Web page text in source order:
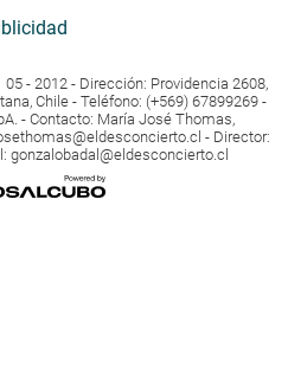
- 2012 - Dirección: Providencia 2608,
Chile - Teléfono: (+569) 67899269 -
- Contacto: María José Thomas,
- Director:
gonzalobadal@eldesconcierto.cl